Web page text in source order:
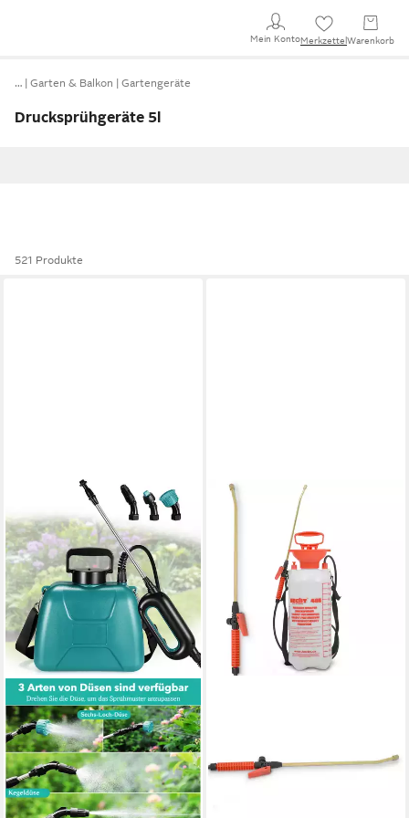
Mein KontoMerkzettel Warenkorb
… Garten & Balkon Gartengeräte
Drucksprühgeräte 5l
521 Produkte